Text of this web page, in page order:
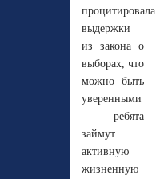
выдержки
из закона о
выборах, что
можно быть
уверенными
– ребята
займут
активную
жизненную